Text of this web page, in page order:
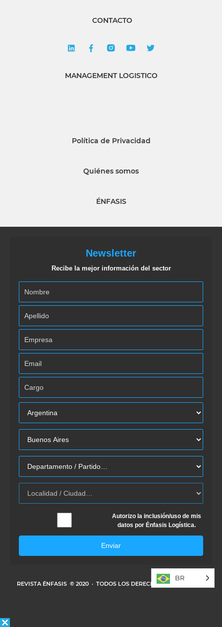
CONTACTO
MANAGEMENT LOGISTICO
Política de Privacidad
Quiénes somos
ÉNFASIS
Newsletter
Recibe la mejor información del sector
Autorizo la inclusión/uso de mis
datos por Énfasis Logística.
Enviar
REVISTA ÉNFASIS © 2020 · TODOS LOS DERECHOS RESERVADOS
BR